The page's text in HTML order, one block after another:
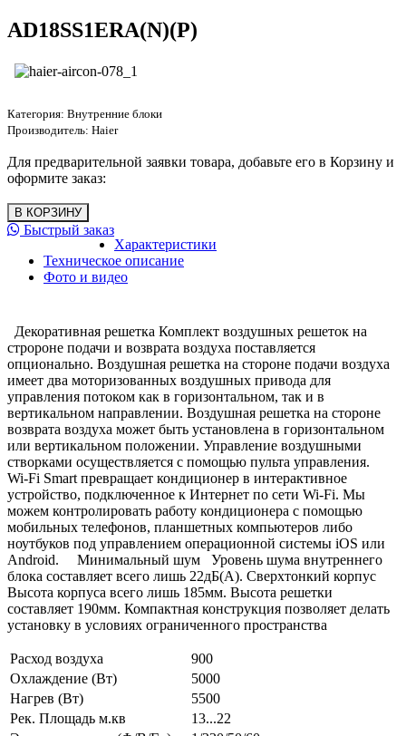
AD18SS1ERA(N)(P)
Категория: Внутренние блоки
Производитель: Haier
Для предварительной заявки товара, добавьте его в Корзину и
оформите заказ:
Быстрый заказ
Характеристики
Техническое описание
Фото и видео
Декоративная решетка Комплект воздушных решеток на
стророне подачи и возврата воздуха поставляется
опционально. Воздушная решетка на стороне подачи воздуха
имеет два моторизованных воздушных привода для
управления потоком как в горизонтальном, так и в
вертикальном направлении. Воздушная решетка на стороне
возврата воздуха может быть установлена в горизонтальном
или вертикальном положении. Управление воздушными
створками осуществляется с помощью пульта управления.
Wi-Fi Smart превращает кондиционер в интерактивное
устройство, подключенное к Интернет по сети Wi-Fi. Мы
можем контролировать работу кондиционера с помощью
мобильных телефонов, планшетных компьютеров либо
ноутбуков под управлением операционной системы iOS или
Android. Минимальный шум Уровень шума внутреннего
блока составляет всего лишь 22дБ(А). Сверхтонкий корпус
Высота корпуса всего лишь 185мм. Высота решетки
составляет 190мм. Компактная конструкция позволяет делать
установку в условиях ограниченного пространства
Расход воздуха
900
Охлаждение (Вт)
5000
Нагрев (Вт)
5500
Рек. Площадь м.кв
13...22